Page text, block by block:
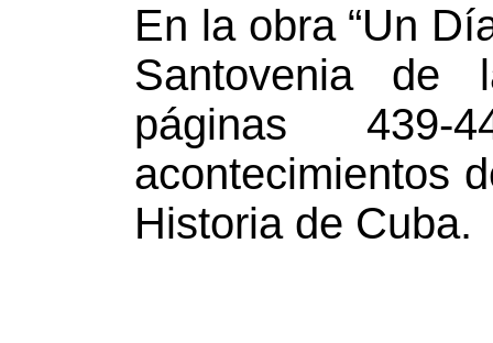
En la obra “Un
Santovenia de
páginas
acontecimientos
Historia de Cuba.